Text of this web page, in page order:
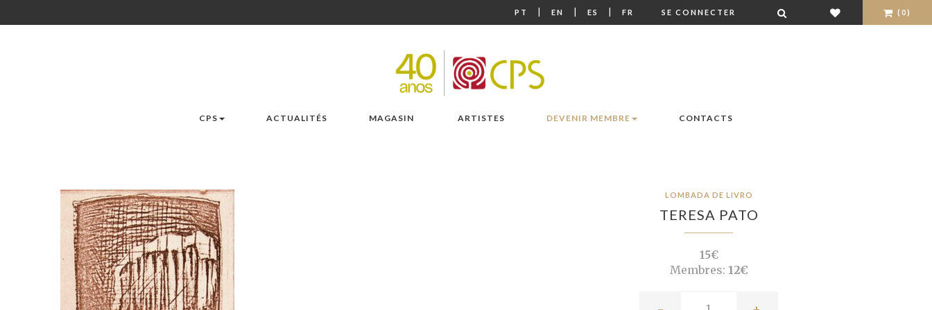
PT | EN | ES | FR SE CONNECTER (0)
CPS ACTUALITÉS MAGASIN ARTISTES DEVENIR MEMBRE CONTACTS
LOMBADA DE LIVRO
TERESA PATO
15€
Membres: 12€